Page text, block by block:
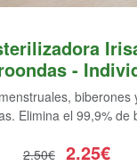
-
biberones
Elimina el 99,9% de
2.50€ 2.25€